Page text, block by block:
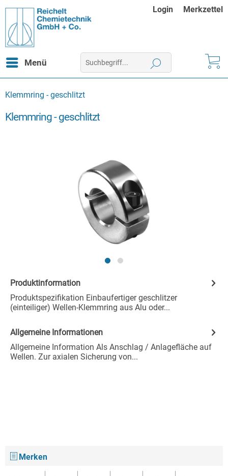
Login Merkzettel
Menü
Klemmring - geschlitzt
Klemmring - geschlitzt
Produktinformation
Produktspezifikation Einbaufertiger geschlitzer
(einteiliger) Wellen-Klemmring aus Alu oder...
Allgemeine Informationen
Allgemeine Information Als Anschlag / Anlagefläche auf
Wellen. Zur axialen Sicherung von...
Merken